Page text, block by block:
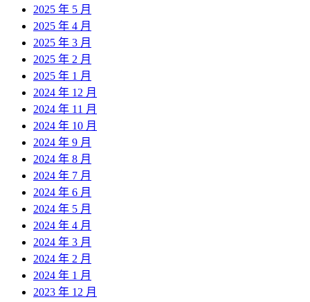
2025 年 5 月
2025 年 4 月
2025 年 3 月
2025 年 2 月
2025 年 1 月
2024 年 12 月
2024 年 11 月
2024 年 10 月
2024 年 9 月
2024 年 8 月
2024 年 7 月
2024 年 6 月
2024 年 5 月
2024 年 4 月
2024 年 3 月
2024 年 2 月
2024 年 1 月
2023 年 12 月